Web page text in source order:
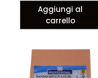
Aggiungi al
carrello